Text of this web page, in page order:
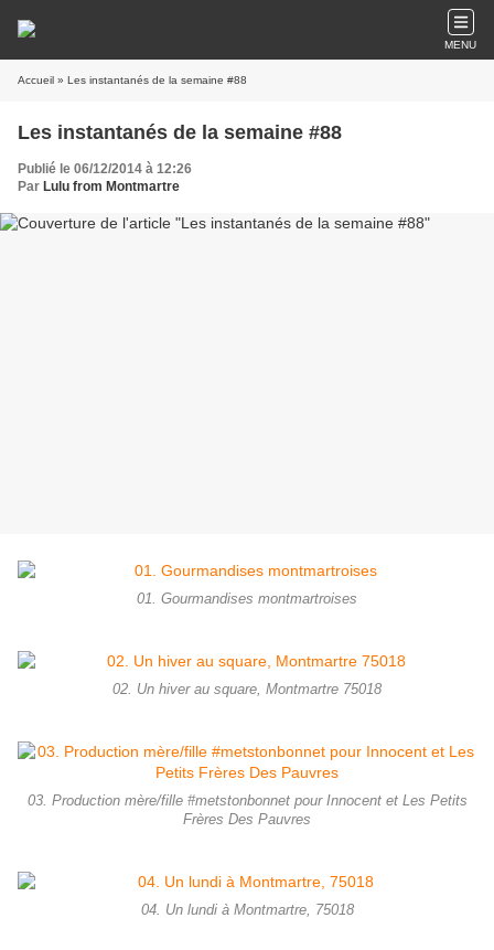
MENU
Accueil » Les instantanés de la semaine #88
Les instantanés de la semaine #88
Publié le 06/12/2014 à 12:26
Par Lulu from Montmartre
01. Gourmandises montmartroises
02. Un hiver au square, Montmartre 75018
03. Production mère/fille #metstonbonnet pour Innocent et Les Petits
Frères Des Pauvres
04. Un lundi à Montmartre, 75018